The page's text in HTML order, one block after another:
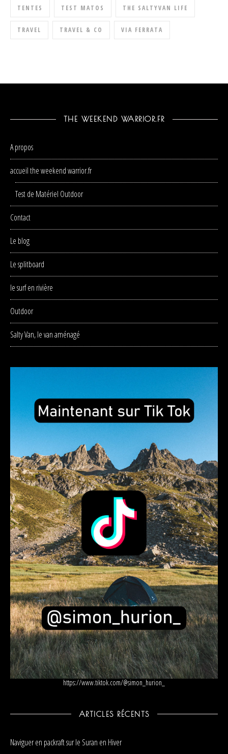
TENTES TEST MATOS THE SALTYVAN LIFE
TRAVEL TRAVEL & CO VIA FERRATA
THE WEEKEND WARRIOR.FR
A propos
accueil the weekend warrior.fr
Test de Matériel Outdoor
Contact
Le blog
Le splitboard
le surf en rivière
Outdoor
Salty Van, le van aménagé
https://www.tiktok.com/@simon_hurion_
ARTICLES RÉCENTS
Naviguer en packraft sur le Suran en Hiver